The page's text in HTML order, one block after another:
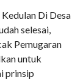
Di Desa
selesai,
Pemugaran
untuk
prinsip